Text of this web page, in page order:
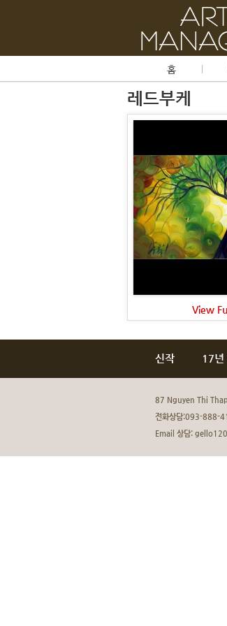
홈
레드부케
View
신작 17년
87 Nguyen Thi
전화상담:093-888-
Email 상담: